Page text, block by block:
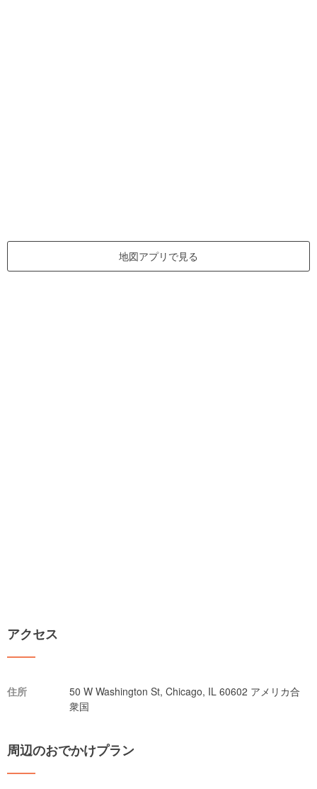
地図アプリで見る
アクセス
住所
50 W Washington St, Chicago, IL 60602 アメリカ合
衆国
周辺のおでかけプラン